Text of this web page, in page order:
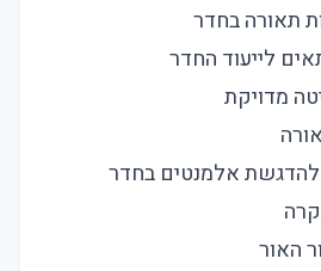
תאורה בחדר
לייעוד החדר
מדויקת
אלמנטים בחדר
האור